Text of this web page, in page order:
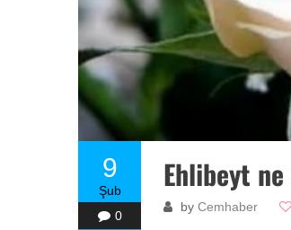
9
Şub
0
Ehlibeyt
by Cemhaber